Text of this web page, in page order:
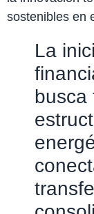
sostenibles en
La
busca